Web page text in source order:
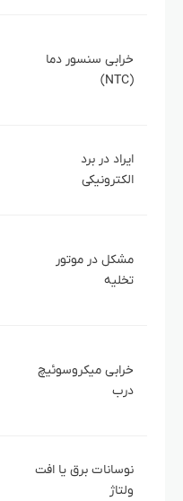
خرابی سنسور دما
(NTC)
ایراد در برد
الکترونیکی
مشکل در موتور
تخلیه
خرابی میکروسوئیچ
درب
نوسانات برق یا افت
ولتاژ